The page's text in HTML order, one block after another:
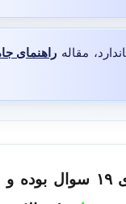
مقاله راهنمای
پرسشنامه رضایت در شغل